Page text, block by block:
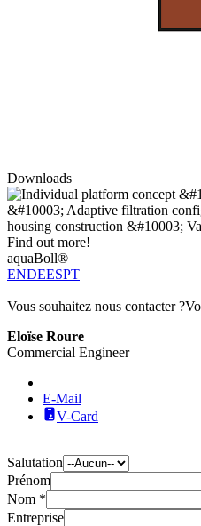
Downloads
aquaBoll®
ENDEESPT
Vous souhaitez nous contacter ?
Eloïse Roure
Commercial Engineer
E-Mail
V-Card
Salutation
Prénom
Nom *
Entreprise